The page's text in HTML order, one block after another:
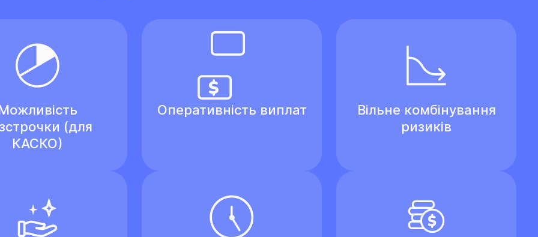
(для
КАСКО)
Оперативність виплат
Вільне комбінування
ризиків